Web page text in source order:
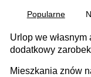
Popularne
Urlop we własnym
dodatkowy
Mieszkania znów